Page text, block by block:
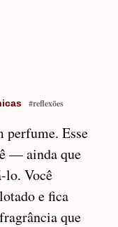
#reflexões
perfume. Esse
— ainda que
lo. Você
e fica
que